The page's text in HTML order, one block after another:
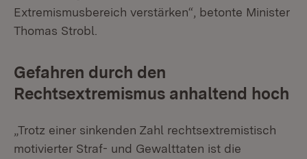
Extremismusbereich verstärken“, betonte Minister
Thomas Strobl.
Gefahren durch den
Rechtsextremismus anhaltend hoch
„Trotz einer sinkenden Zahl rechtsextremistisch
motivierter Straf- und Gewalttaten ist die